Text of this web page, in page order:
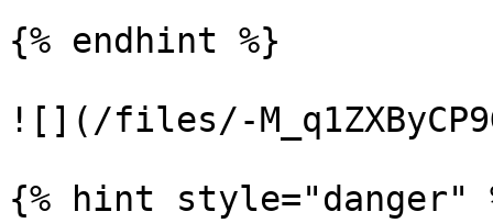
{% endhint %}
![](/files/-
{% hint style="danger"